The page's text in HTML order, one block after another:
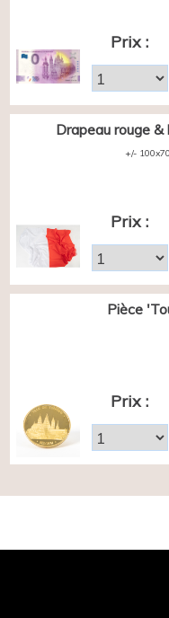
Prix :
Drapeau rouge &
+/-
Prix :
Pièce
Prix :